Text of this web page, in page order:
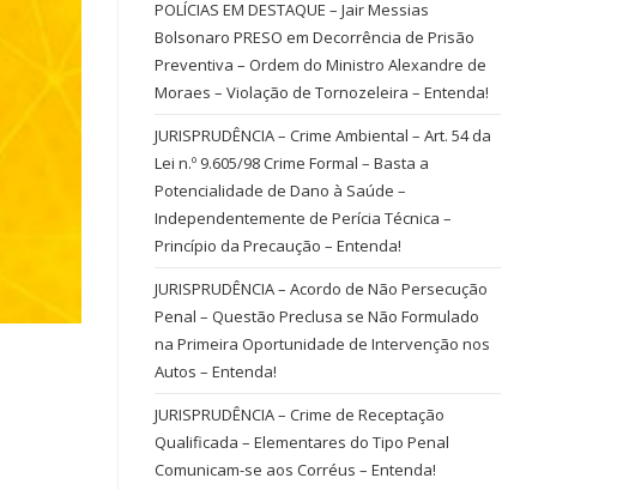
POLÍCIAS EM DESTAQUE – Jair Messias
Bolsonaro PRESO em Decorrência de Prisão
Preventiva – Ordem do Ministro Alexandre de
Moraes – Violação de Tornozeleira – Entenda!
JURISPRUDÊNCIA – Crime Ambiental – Art. 54 da
Lei n.º 9.605/98 Crime Formal – Basta a
Potencialidade de Dano à Saúde –
Independentemente de Perícia Técnica –
Princípio da Precaução – Entenda!
JURISPRUDÊNCIA – Acordo de Não Persecução
Penal – Questão Preclusa se Não Formulado
na Primeira Oportunidade de Intervenção nos
Autos – Entenda!
JURISPRUDÊNCIA – Crime de Receptação
Qualificada – Elementares do Tipo Penal
Comunicam-se aos Corréus – Entenda!